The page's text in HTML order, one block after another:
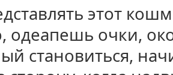
этот
одеапешь очки,
становиться,